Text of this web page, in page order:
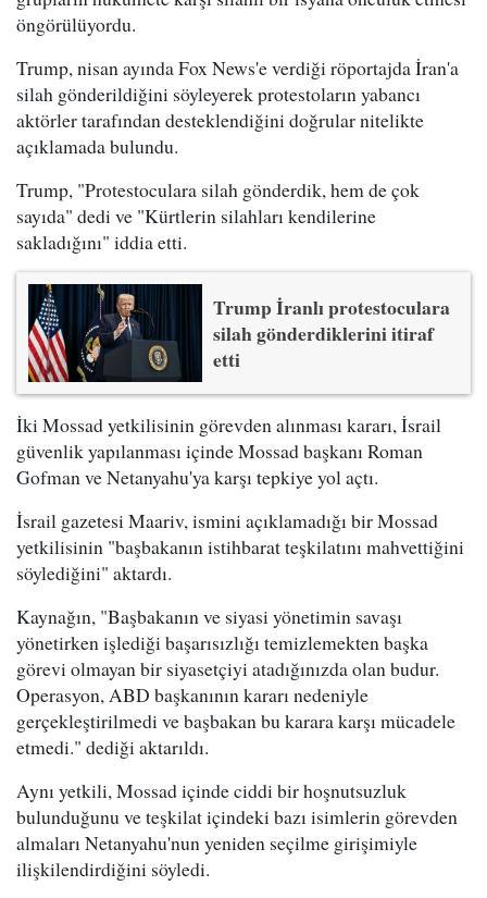
öngörülüyordu.
Trump, nisan ayında Fox News'e verdiği röportajda İran'a
silah gönderildiğini söyleyerek protestoların yabancı
aktörler tarafından desteklendiğini doğrular nitelikte
açıklamada bulundu.
Trump, "Protestoculara silah gönderdik, hem de çok
sayıda" dedi ve "Kürtlerin silahları kendilerine
sakladığını" iddia etti.
Trump İranlı protestoculara
silah gönderdiklerini itiraf
etti
İki Mossad yetkilisinin görevden alınması kararı, İsrail
güvenlik yapılanması içinde Mossad başkanı Roman
Gofman ve Netanyahu'ya karşı tepkiye yol açtı.
İsrail gazetesi Maariv, ismini açıklamadığı bir Mossad
yetkilisinin "başbakanın istihbarat teşkilatını mahvettiğini
söylediğini" aktardı.
Kaynağın, "Başbakanın ve siyasi yönetimin savaşı
yönetirken işlediği başarısızlığı temizlemekten başka
görevi olmayan bir siyasetçiyi atadığınızda olan budur.
Operasyon, ABD başkanının kararı nedeniyle
gerçekleştirilmedi ve başbakan bu karara karşı mücadele
etmedi." dediği aktarıldı.
Aynı yetkili, Mossad içinde ciddi bir hoşnutsuzluk
bulunduğunu ve teşkilat içindeki bazı isimlerin görevden
almaları Netanyahu'nun yeniden seçilme girişimiyle
ilişkilendirdiğini söyledi.